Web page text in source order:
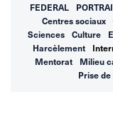
FEDERAL
Centres sociaux
Sciences
Culture
Harcèlement
Mentorat
Milieu
Prise